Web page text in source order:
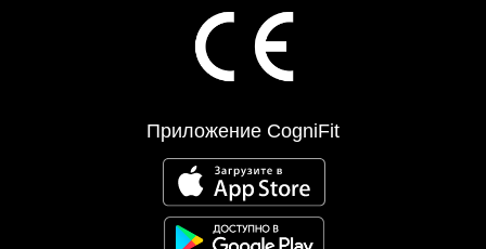
Приложение CogniFit